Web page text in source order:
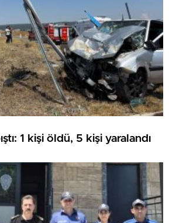
1 kişi öldü, 5 kişi yaralandı